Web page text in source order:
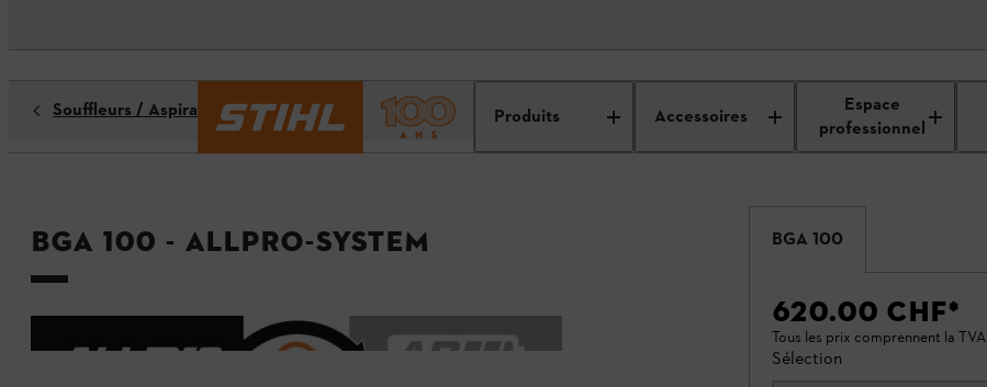
Produits Accessoires
Espace
professionnel
Souffleurs / Aspirateurs de feuilles
BGA 100 - ALLPRO-System BGA 100
620.00 CHF*
Tous les prix comprennent la TVA
Sélection